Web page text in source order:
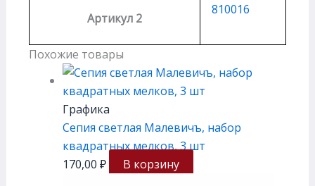
Артикул 2
810016
Похожие товары
Графика
Сепия светлая Малевичъ, набор
квадратных мелков, 3 шт
170,00 ₽ В корзину